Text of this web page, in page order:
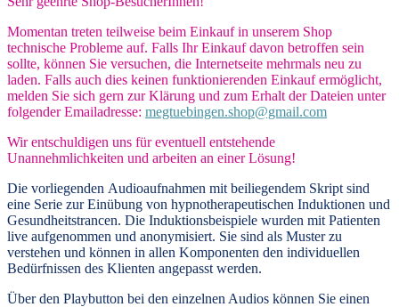
Momentan treten teilweise beim Einkauf in unserem Shop
technische Probleme auf. Falls Ihr Einkauf davon betroffen sein
sollte, können Sie versuchen, die Internetseite mehrmals neu zu
laden. Falls auch dies keinen funktionierenden Einkauf ermöglicht,
melden Sie sich gern zur Klärung und zum Erhalt der Dateien unter
folgender Emailadresse: megtuebingen.shop@gmail.com
Wir entschuldigen uns für eventuell entstehende
Unannehmlichkeiten und arbeiten an einer Lösung!
Die vorliegenden Audioaufnahmen mit beiliegendem Skript sind
eine Serie zur Einübung von hypnotherapeutischen Induktionen und
Gesundheitstrancen. Die Induktionsbeispiele wurden mit Patienten
live aufgenommen und anonymisiert. Sie sind als Muster zu
verstehen und können in allen Komponenten den individuellen
Bedürfnissen des Klienten angepasst werden.
Über den Playbutton bei den einzelnen Audios können Sie einen